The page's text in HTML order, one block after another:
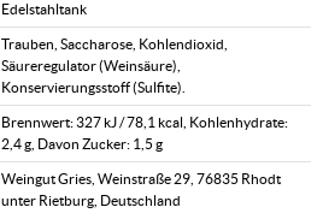
Edelstahltank
Trauben, Saccharose, Kohlendioxid,
Säureregulator (Weinsäure),
Konservierungsstoff (Sulfite).
Brennwert: 327 kJ / 78,1 kcal, Kohlenhydrate:
2,4 g, Davon Zucker: 1,5 g
Weingut Gries, Weinstraße 29, 76835 Rhodt
unter Rietburg, Deutschland